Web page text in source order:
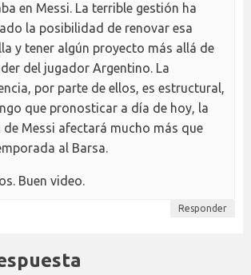
en Messi. La terrible gestión ha
la posibilidad de renovar esa
y tener algún proyecto más allá de
del jugador Argentino. La
por parte de ellos, es estructural,
que pronosticar a día de hoy, la
de Messi afectará mucho más que
al Barsa.
Buen video.
Responder